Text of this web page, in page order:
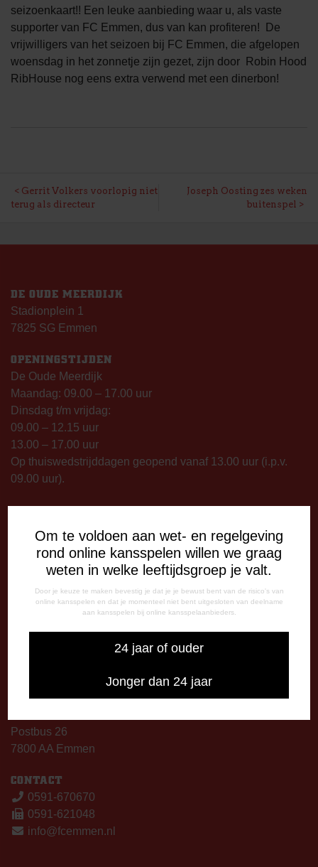
Om te voldoen aan wet- en regelgeving
rond online kansspelen willen we graag
weten in welke leeftijdsgroep je valt.
Door je keuze te maken bevestig je dat je je bewust bent van de risico's van
online kansspelen en dat je momenteel niet bent uitgesloten van deelname
aan kansspelen bij online kansspelaanbieders.
24 jaar of ouder
Jonger dan 24 jaar
seizoenkaart!! Een leuke aanbieding waar u, als vaste
supporter van FC Emmen, dus van kan profiteren! De
vrijwilligers van het seizoen bij FC Emmen, die afgelopen
woensdag in het zonnetje zijn gezet, zijn door Robin Hood
RibHouse nog eens extra verwend met een dinerbon!
BERICHT
Gerrit Volkers voorlopig niet
terug als directeur
Joseph Oosting zes weken
buitenspel
DE OUDE MEERDIJK
Stadionplein 1
7825 SG Emmen
OPENINGSTIJDEN
De Oude Meerdijk
Maandag: 09.00 – 17.00 uur
Dinsdag t/m vrijdag:
09.00 – 12.15 uur
13.00 – 17.00 uur
Op thuiswedstrijddagen geopend vanaf 13.00 uur (i.p.v.
09.00 uur).
Telefonisch bereikbaar op:
09:00 - 12:15 uur
Woensdag
13:00 - 17:00 uur
Vrijdag
Op thuiswedstrijddagen bereikbaar vanaf 13:00 - 20:00 uur
Postbus 26
7800 AA Emmen
CONTACT
0591-670670
0591-621048
info@fcemmen.nl